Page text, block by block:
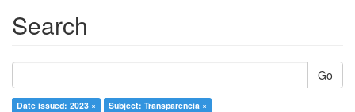
Search
Go
Date issued: 2023 ×
Subject: Transparencia ×